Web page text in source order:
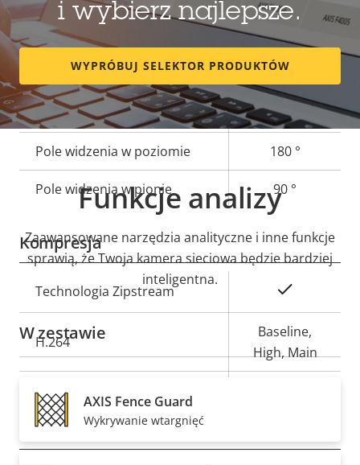
Obiektyw
nieruchomości
Wartość
nieruchomości
Długość ogniskowej 3.2 mm
Zoom optyczny -
Pole widzenia w poziomie 180 °
Pole widzenia w pionie 90 °
Kompresja
Opis
nieruchomości
Wartość
nieruchomości
Technologia Zipstream
H.264
Baseline,
High, Main
H.265
Sieć
i wybierz najlepsze.
WYPRÓBUJ SELEKTOR PRODUKTÓW
Funkcje analizy
Zaawansowane narzędzia analityczne i inne funkcje
sprawią, że Twoja kamera sieciowa będzie bardziej
inteligentna.
W zestawie
AXIS Fence Guard
Wykrywanie wtargnięć